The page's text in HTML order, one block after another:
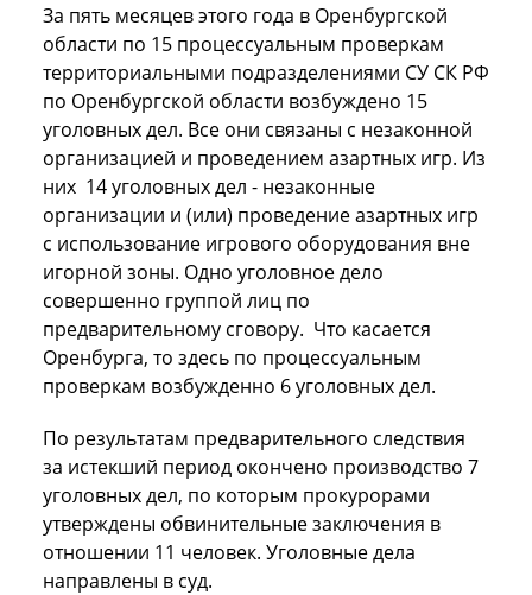
За пять месяцев этого года в Оренбургской
области по 15 процессуальным проверкам
территориальными подразделениями СУ СК РФ
по Оренбургской области возбуждено 15
уголовных дел. Все они связаны с незаконной
организацией и проведением азартных игр. Из
них 14 уголовных дел - незаконные
организации и (или) проведение азартных игр
с использование игрового оборудования вне
игорной зоны. Одно уголовное дело
совершенно группой лиц по
предварительному сговору. Что касается
Оренбурга, то здесь по процессуальным
проверкам возбужденно 6 уголовных дел.
По результатам предварительного следствия
за истекший период окончено производство 7
уголовных дел, по которым прокурорами
утверждены обвинительные заключения в
отношении 11 человек. Уголовные дела
направлены в суд.